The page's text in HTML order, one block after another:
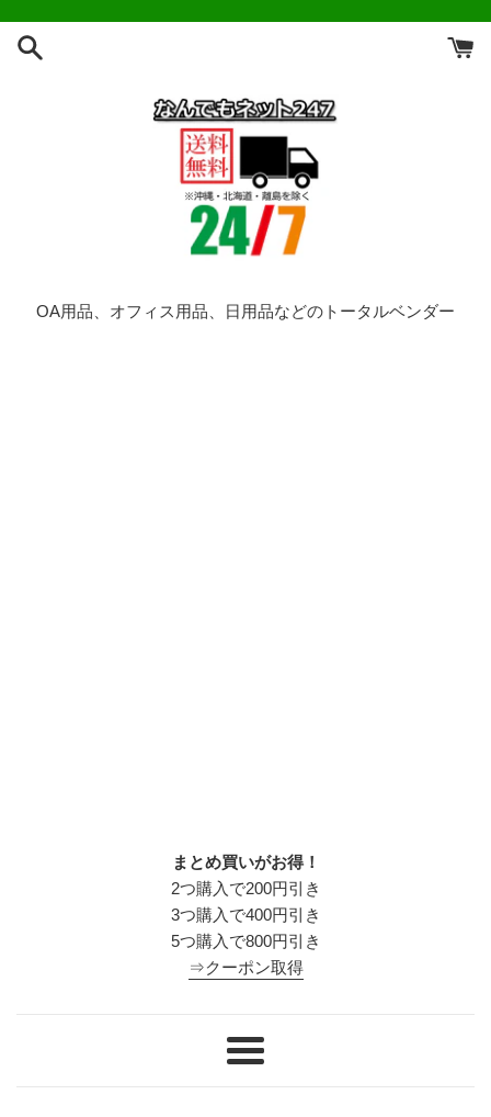
OA用品、オフィス用品、日用品などのトータルベンダー
まとめ買いがお得！
2つ購入で200円引き
3つ購入で400円引き
5つ購入で800円引き
⇒クーポン取得
メ